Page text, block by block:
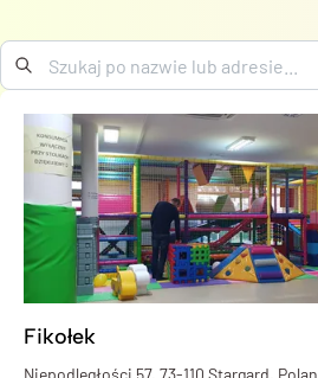
Fikołek
Niepodległości 57, 73-110 Stargard,